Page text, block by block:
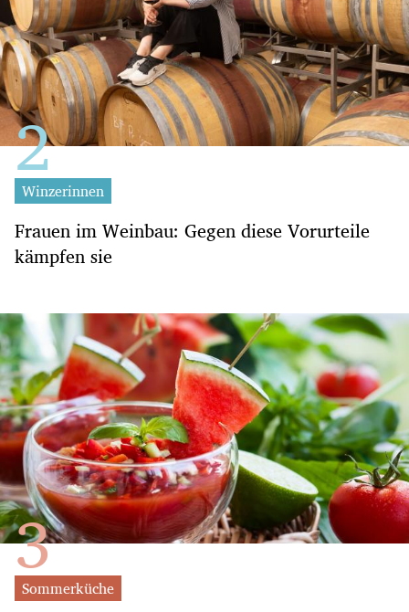
Winzerinnen
Frauen im Weinbau: Gegen diese Vorurteile
kämpfen sie
Sommerküche